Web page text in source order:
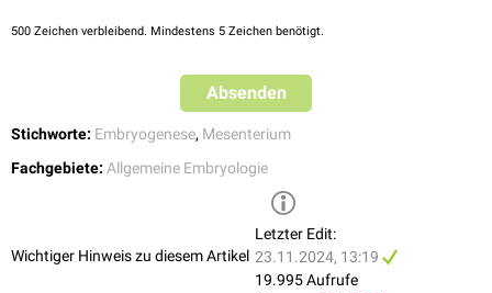
phrenicocolicum.
Das Mesogastrium ventrale ist das vordere Mesogastrium. Aus ihm
Zellen für dieLeberanlagein das Mesogastrium einwachsen. Das
Mesohepaticum ventralewird zumLigamentum falciforme hepatis
Omentum minus
, demLigamentum hepatoduodenale
Ligamentum hepatooesophageale.
500 Zeichen verbleibend. Mindestens 5 Zeichen benötigt.
Absenden
Stichworte: Embryogenese, Mesenterium
Fachgebiete: Allgemeine Embryologie
Wichtiger Hinweis zu diesem Artikel
Letzter Edit:
23.11.2024, 13:19
19.995 Aufrufe